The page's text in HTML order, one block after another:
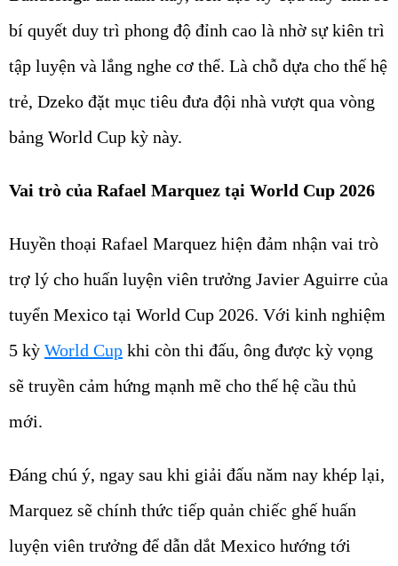
bí quyết duy trì phong độ đỉnh cao là nhờ sự kiên trì
tập luyện và lắng nghe cơ thể. Là chỗ dựa cho thế hệ
trẻ, Dzeko đặt mục tiêu đưa đội nhà vượt qua vòng
bảng World Cup kỳ này.
Vai trò của Rafael Marquez tại World Cup 2026
Huyền thoại Rafael Marquez hiện đảm nhận vai trò
trợ lý cho huấn luyện viên trưởng Javier Aguirre của
tuyển Mexico tại World Cup 2026. Với kinh nghiệm
5 kỳ World Cup khi còn thi đấu, ông được kỳ vọng
sẽ truyền cảm hứng mạnh mẽ cho thế hệ cầu thủ
mới.
Đáng chú ý, ngay sau khi giải đấu năm nay khép lại,
Marquez sẽ chính thức tiếp quản chiếc ghế huấn
luyện viên trưởng để dẫn dắt Mexico hướng tới